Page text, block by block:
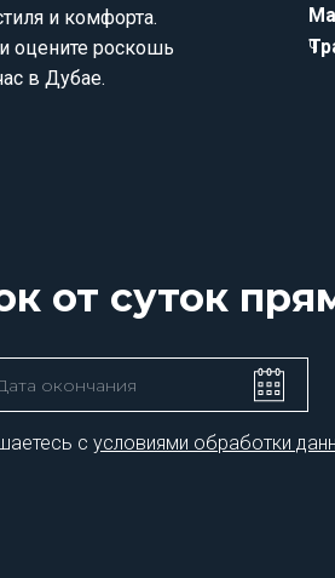
и комфорта.
оцените роскошь
в Дубае.
ч
от суток
с условиями обработки